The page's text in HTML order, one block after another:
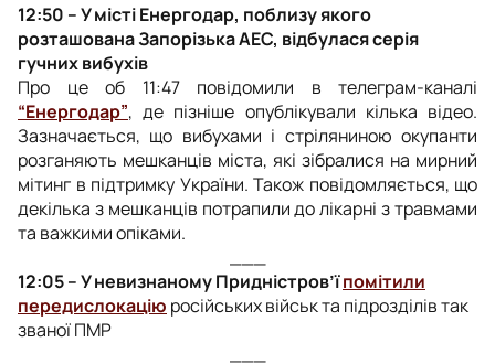
12:50 – У місті Енергодар, поблизу якого
розташована Запорізька АЕС, відбулася серія
гучних вибухів
Про це об 11:47 повідомили в телеграм-каналі
“Енергодар”, де пізніше опублікували кілька відео.
Зазначається, що вибухами і стріляниною окупанти
розганяють мешканців міста, які зібралися на мирний
мітинг в підтримку України. Також повідомляється, що
декілька з мешканців потрапили до лікарні з травмами
та важкими опіками.
12:05 – У невизнаному Придністров’їпомітили
передислокацію російських військ та підрозділів так
званої ПМР